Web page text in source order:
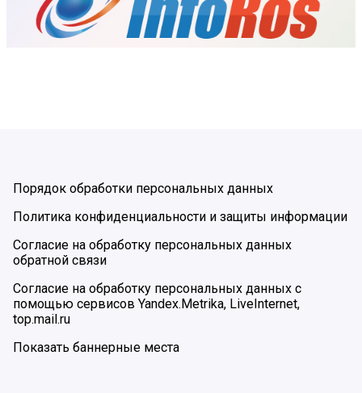
Порядок обработки персональных данных
Политика конфиденциальности и защиты информации
Согласие на обработку персональных данных
обратной связи
Согласие на обработку персональных данных с
помощью сервисов Yandex.Metrika, LiveInternet,
top.mail.ru
Показать баннерные места